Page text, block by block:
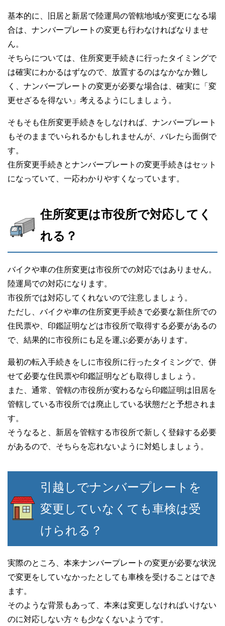
基本的に、旧居と新居で陸運局の管轄地域が変更になる場
合は、ナンバープレートの変更も行わなければなりませ
ん。
そちらについては、住所変更手続きに行ったタイミングで
は確実にわかるはずなので、放置するのはなかなか難し
く、ナンバープレートの変更が必要な場合は、確実に「変
更せざるを得ない」考えるようにしましょう。
そもそも住所変更手続きをしなければ、ナンバープレート
もそのままでいられるかもしれませんが、バレたら面倒で
す。
住所変更手続きとナンバープレートの変更手続きはセット
になっていて、一応わかりやすくなっています。
住所変更は市役所で対応してく
れる？
バイクや車の住所変更は市役所での対応ではありません。
陸運局での対応になります。
市役所では対応してくれないので注意しましょう。
ただし、バイクや車の住所変更手続きで必要な新住所での
住民票や、印鑑証明などは市役所で取得する必要があるの
で、結果的に市役所にも足を運ぶ必要があります。
最初の転入手続きをしに市役所に行ったタイミングで、併
せて必要な住民票や印鑑証明なども取得しましょう。
また、通常、管轄の市役所が変わるなら印鑑証明は旧居を
管轄している市役所では廃止している状態だと予想されま
す。
そうなると、新居を管轄する市役所で新しく登録する必要
があるので、そちらを忘れないように対処しましょう。
引越しでナンバープレートを
変更していなくても車検は受
けられる？
実際のところ、本来ナンバープレートの変更が必要な状況
で変更をしていなかったとしても車検を受けることはでき
ます。
そのような背景もあって、本来は変更しなければいけない
のに対応しない方々も少なくないようです。